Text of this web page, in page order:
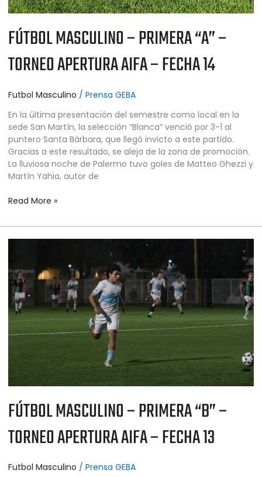
FÚTBOL MASCULINO – PRIMERA “A” –
TORNEO APERTURA AIFA – FECHA 14
Futbol Masculino / Prensa GEBA
En la última presentación del semestre como local en la
sede San Martín, la selección “Blanca” venció por 3-1 al
puntero Santa Bárbara, que llegó invicto a este partido.
Gracias a este resultado, se aleja de la zona de promoción.
La lluviosa noche de Palermo tuvo goles de Matteo Ghezzi y
Martín Yahia, autor de
Read More »
FÚTBOL MASCULINO – PRIMERA “B” –
TORNEO APERTURA AIFA – FECHA 13
Futbol Masculino / Prensa GEBA
–
PRIMERA
“B”
–
TORNEO
APERTURA
FECHA
13